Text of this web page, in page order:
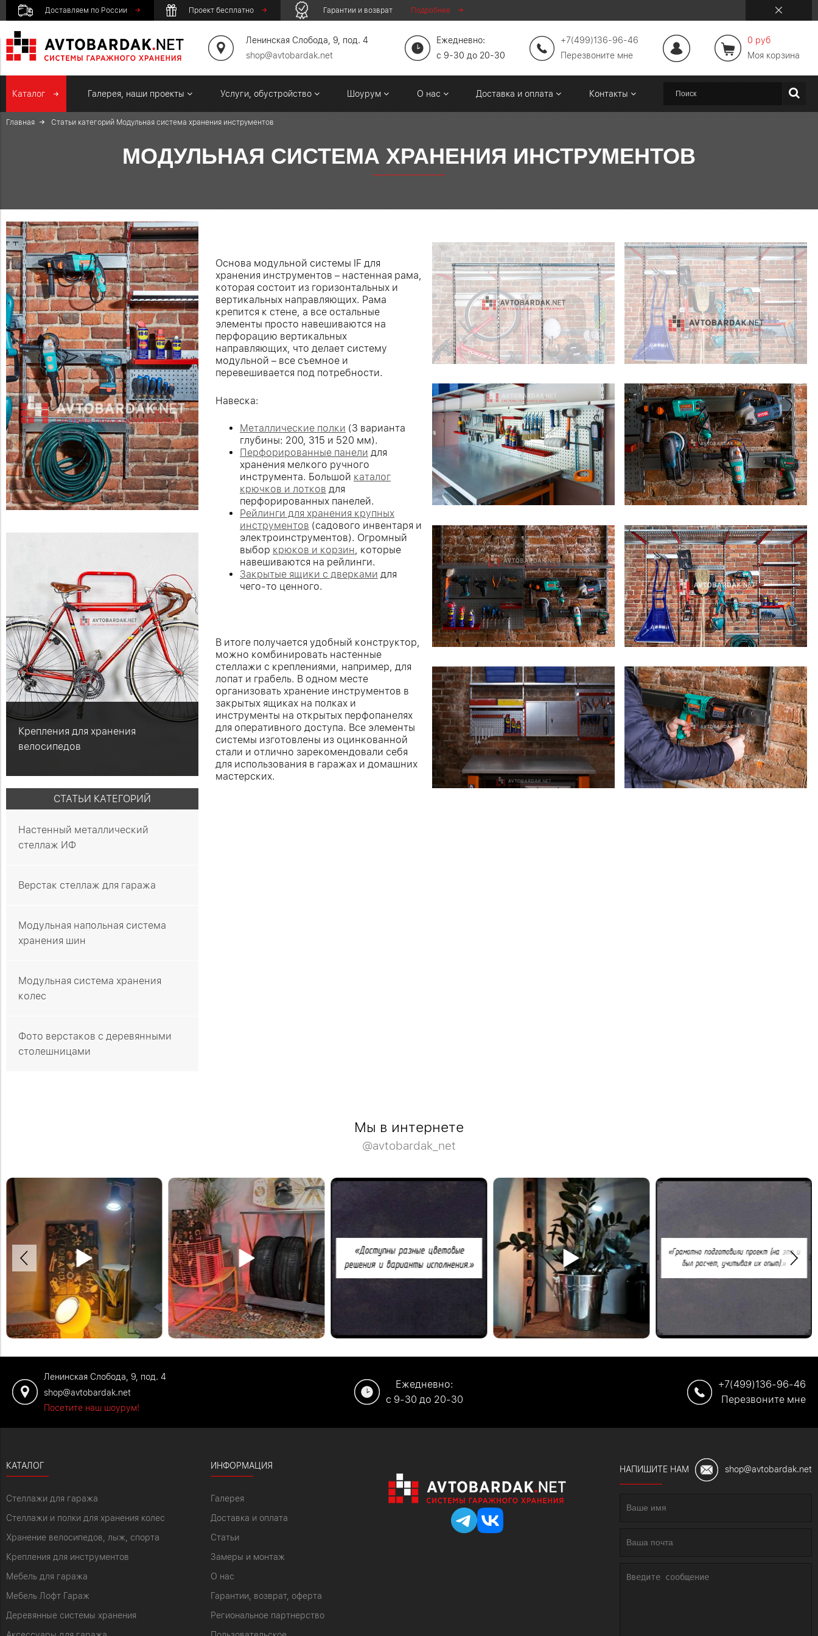
Доставляем по России Проект бесплатно Гарантии и возврат Подробнее
Ленинская Слобода, 9, под. 4
shop@avtobardak.net
Ежедневно:
c 9-30 до 20-30
+7(499)136-96-46
Перезвоните мне
0 руб
Моя корзина
Каталог Галерея, наши проекты Услуги, обустройство Шоурум О нас Доставка и оплата Контакты
Главная Статьи категорий Модульная система хранения инструментов
МОДУЛЬНАЯ СИСТЕМА ХРАНЕНИЯ ИНСТРУМЕНТОВ
Крепления для хранения
велосипедов
СТАТЬИ КАТЕГОРИЙ
Настенный металлический
стеллаж ИФ
Верстак стеллаж для гаража
Модульная напольная система
хранения шин
Модульная система хранения
колес
Фото верстаков с деревянными
столешницами
Основа модульной системы IF для
хранения инструментов – настенная рама,
которая состоит из горизонтальных и
вертикальных направляющих. Рама
крепится к стене, а все остальные
элементы просто навешиваются на
перфорацию вертикальных
направляющих, что делает систему
модульной – все съемное и
перевешивается под потребности.
Навеска:
Металлические полки (3 варианта
глубины: 200, 315 и 520 мм).
Перфорированные панели для
хранения мелкого ручного
инструмента. Большой каталог
крючков и лотков для
перфорированных панелей.
Рейлинги для хранения крупных
инструментов (садового инвентаря и
электроинструментов). Огромный
выбор крюков и корзин, которые
навешиваются на рейлинги.
Закрытые ящики с дверками для
чего-то ценного.
В итоге получается удобный конструктор,
можно комбинировать настенные
стеллажи с креплениями, например, для
лопат и грабель. В одном месте
организовать хранение инструментов в
закрытых ящиках на полках и
инструменты на открытых перфопанелях
для оперативного доступа. Все элементы
системы изготовлены из оцинкованной
стали и отлично зарекомендовали себя
для использования в гаражах и домашних
мастерских.
Мы в интернете
@avtobardak_net
Полка для колёс XXL, полка раздвигается и
вмещает колеса от внедорожников. Можно
разместить полку на уровне пола, или подвесить
#шины #хранениешин #полкадляшин
Хранение шин на напольных стеллажах.
Стеллажи на колёсиках и с элементами стоек,
цвета которых можно выбрать их палитры.
Заказать стойки можно на нашем
сайте.#стойкидляшин #шины #хранениешин
Благодарим Владимира за отзыв о нашем шоу-
руме. Деревянная модульная полка в систему
стеллажей Woody. #деревяннаямебель
Спасибо Дмитрию за отзыв!
Ленинская Слобода, 9, под. 4
shop@avtobardak.net
Посетите наш шоурум!
Ежедневно:
c 9-30 до 20-30
+7(499)136-96-46
Перезвоните мне
КАТАЛОГ
Стеллажи для гаража
Стеллажи и полки для хранения колес
Хранение велосипедов, лыж, спорта
Крепления для инструментов
Мебель для гаража
Мебель Лофт Гараж
Деревянные системы хранения
ИНФОРМАЦИЯ
Галерея
Доставка и оплата
Статьи
Замеры и монтаж
О нас
Гарантии, возврат, оферта
Региональное партнерство
НАПИШИТЕ НАМ shop@avtobardak.net